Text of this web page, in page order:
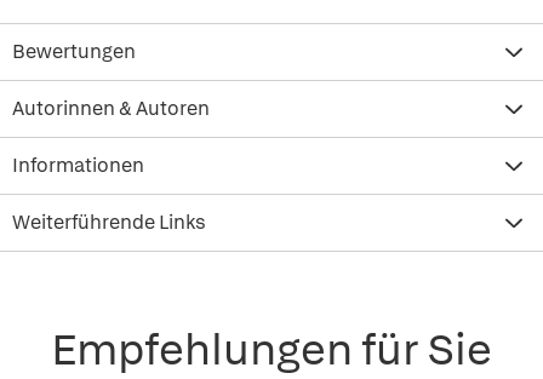
Bewertungen
Autorinnen & Autoren
Informationen
Weiterführende Links
Empfehlungen für Sie